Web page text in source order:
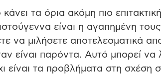
τα όρια ακόμη πιο
είναι η αγαπημένη
να μιλήσετε αποτελεσματικά
είναι παρόντα. Αυτό μπορεί να
είναι τα προβλήματα στη σχέση